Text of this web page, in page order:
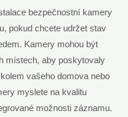
bezpečnostní kamery
pokud chcete udržet stav
Kamery mohou být
místech, aby poskytovaly
vašeho domova nebo
myslete na kvalitu
možnosti záznamu.